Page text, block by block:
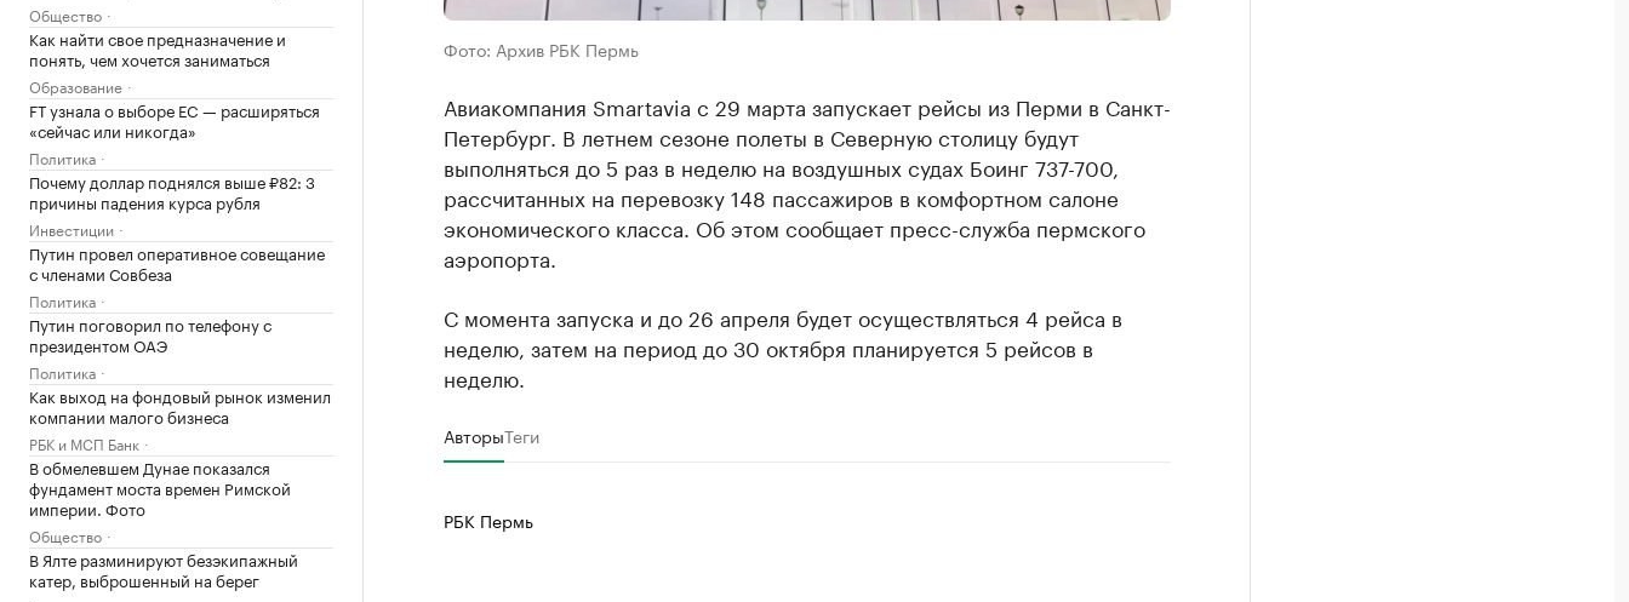
Общество
Как найти свое предназначение и
понять, чем хочется заниматься
Образование
FT узнала о выборе ЕС — расширяться
«сейчас или никогда»
Политика
Почему доллар поднялся выше ₽82: 3
причины падения курса рубля
Инвестиции
Путин провел оперативное совещание
с членами Совбеза
Политика
Путин поговорил по телефону с
президентом ОАЭ
Политика
Как выход на фондовый рынок изменил
компании малого бизнеса
РБК и МСП Банк
В обмелевшем Дунае показался
фундамент моста времен Римской
империи. Фото
Общество
В Ялте разминируют безэкипажный
катер, выброшенный на берег
Фото: Архив РБК Пермь
Авиакомпания Smartavia с 29 марта запускает рейсы из Перми в Санкт-
Петербург. В летнем сезоне полеты в Северную столицу будут
выполняться до 5 раз в неделю на воздушных судах Боинг 737-700,
рассчитанных на перевозку 148 пассажиров в комфортном салоне
экономического класса. Об этом сообщает пресс-служба пермского
аэропорта.
С момента запуска и до 26 апреля будет осуществляться 4 рейса в
неделю, затем на период до 30 октября планируется 5 рейсов в
неделю.
АвторыТеги
РБК Пермь